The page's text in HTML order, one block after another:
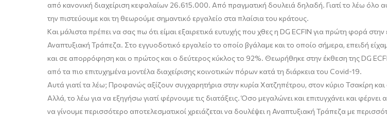
από κανονική διαχείριση κεφαλαίων 26.615.000. Από πραγματική δουλειά δηλαδή. Γιατί το λέω όλο
την πιστεύουμε και τη θεωρούμε σημαντικό εργαλείο στα πλαίσια του κράτους.
Και μάλιστα πρέπει να σας πω ότι είμαι εξαιρετικά ευτυχής που χθες η DG ECFIN για πρώτη φορά στην
Αναπτυξιακή Τράπεζα. Στο εγγυοδοτικό εργαλείο το οποίο βγάλαμε και το οποίο σήμερα, επειδή
και σε απορρόφηση και ο πρώτος και ο δεύτερος κύκλος το 92%. Θεωρήθηκε στην έκθεση τηςDG
από τα πιο επιτυχημένα μοντέλα διαχείρισης κοινοτικών πόρων κατά τη διάρκεια του Covid-19.
Αυτά γιατί τα λέω; Προφανώς αξίζουν συγχαρητήρια στην κυρία Χατζηπέτρου, στον κύριο Τσακίρη
Αλλά, το λέω για να εξηγήσω γιατί φέρνουμε τις διατάξεις. Όσο μεγαλώνει και επιτυγχάνει και
να γίνουμε περισσότερο αποτελεσματικοί χρειάζεται να δουλέψει η Αναπτυξιακή Τράπεζα με